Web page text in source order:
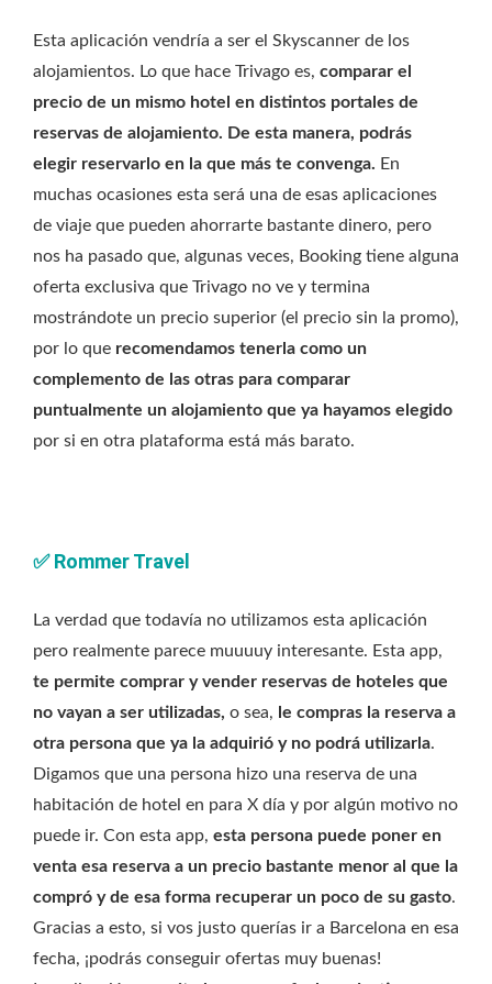
Esta aplicación vendría a ser el Skyscanner de los
alojamientos. Lo que hace Trivago es, comparar el
precio de un mismo hotel en distintos portales de
reservas de alojamiento. De esta manera, podrás
elegir reservarlo en la que más te convenga. En
muchas ocasiones esta será una de esas aplicaciones
de viaje que pueden ahorrarte bastante dinero, pero
nos ha pasado que, algunas veces, Booking tiene alguna
oferta exclusiva que Trivago no ve y termina
mostrándote un precio superior (el precio sin la promo),
por lo que recomendamos tenerla como un
complemento de las otras para comparar
puntualmente un alojamiento que ya hayamos elegido
por si en otra plataforma está más barato.
✅Rommer Travel
La verdad que todavía no utilizamos esta aplicación
pero realmente parece muuuuy interesante. Esta app,
te permite comprar y vender reservas de hoteles que
no vayan a ser utilizadas, o sea, le compras la reserva a
otra persona que ya la adquirió y no podrá utilizarla.
Digamos que una persona hizo una reserva de una
habitación de hotel en para X día y por algún motivo no
puede ir. Con esta app, esta persona puede poner en
venta esa reserva a un precio bastante menor al que la
compró y de esa forma recuperar un poco de su gasto.
Gracias a esto, si vos justo querías ir a Barcelona en esa
fecha, ¡podrás conseguir ofertas muy buenas!